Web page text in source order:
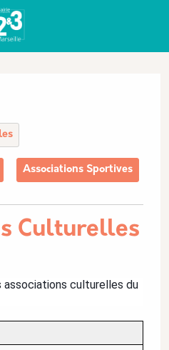
Associations Sportives
Culturelles
associations culturelles du